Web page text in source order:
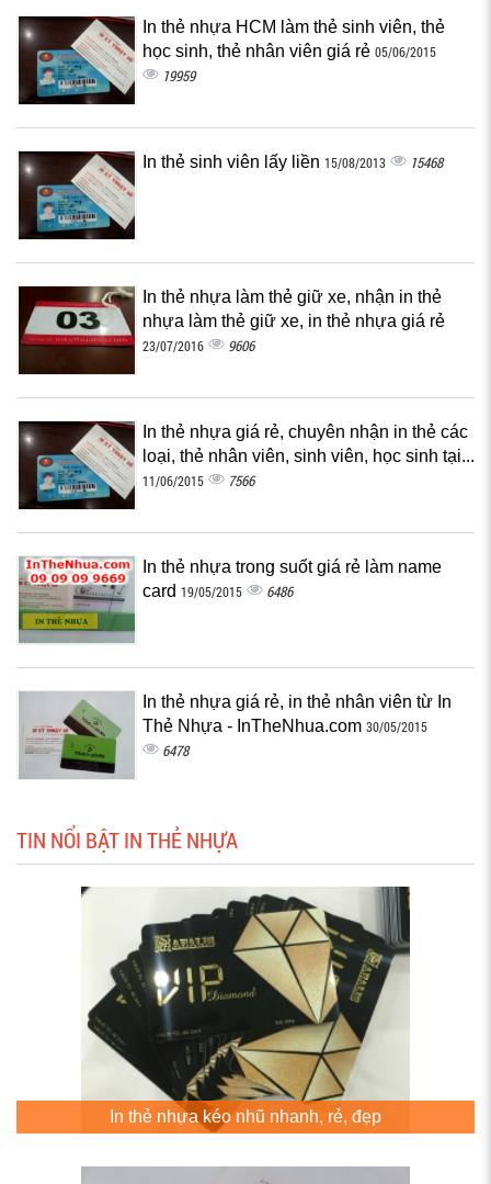
In thẻ nhựa HCM làm thẻ sinh viên, thẻ
học sinh, thẻ nhân viên giá rẻ 05/06/2015
19959
In thẻ sinh viên lấy liền 15/08/2013 15468
In thẻ nhựa làm thẻ giữ xe, nhận in thẻ
nhựa làm thẻ giữ xe, in thẻ nhựa giá rẻ
23/07/2016 9606
In thẻ nhựa giá rẻ, chuyên nhận in thẻ các
loại, thẻ nhân viên, sinh viên, học sinh tại...
11/06/2015 7566
In thẻ nhựa trong suốt giá rẻ làm name
card 19/05/2015 6486
In thẻ nhựa giá rẻ, in thẻ nhân viên từ In
Thẻ Nhựa - InTheNhua.com 30/05/2015
6478
TIN NỔI BẬT IN THẺ NHỰA
In thẻ nhựa kéo nhũ nhanh, rẻ, đẹp